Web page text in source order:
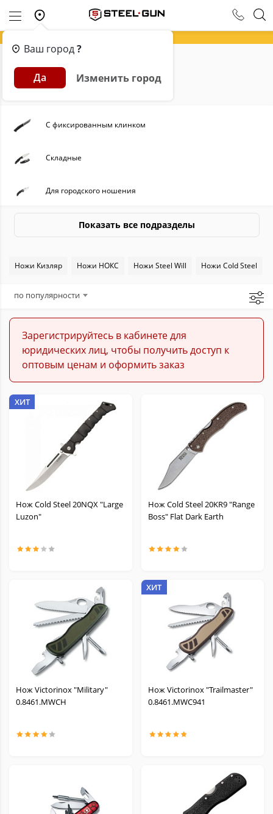
Ваш город?
Да Изменить город
Главная Каталог
Ножи
С фиксированным клинком
Складные
Для городского ношения
Туристические
Метательные
Охотничьи
Тычковые
Тренировочные
Средства заточки
Темляки и Бусины
Масла для ножей
Показать все подразделы
Ножи Кизляр Ножи НОКС Ножи Steel Will Ножи Cold Steel
по популярности
Зарегистрируйтесь в кабинете для
юридических лиц, чтобы получить доступ к
оптовым ценам и оформить заказ
ХИТ
Нож Cold Steel 20NQX "Large
Luzon"
Нож Cold Steel 20KR9 "Range
Boss" Flat Dark Earth
Нож Victorinox "Military"
0.8461.MWCH
ХИТ
Нож Victorinox "Trailmaster"
0.8461.MWC941